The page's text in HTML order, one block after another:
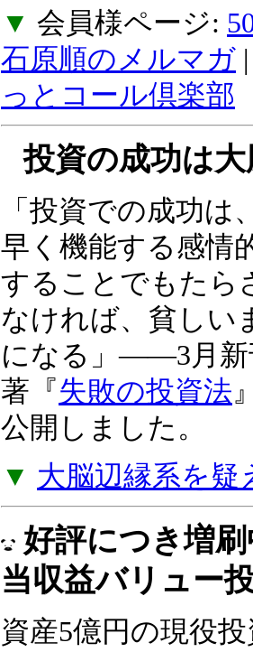
ご不便をおかけし
ん。
▼ 会員様ページ:
石原順のメルマガ
っとコール倶楽部
投資の成功は
る
「投資での成功は
常に素早く機能す
制御することでも
できなければ、貧
ことになる」――3
ルツ著『失敗の投
ジを公開しました
▼ 大脳辺縁系を疑